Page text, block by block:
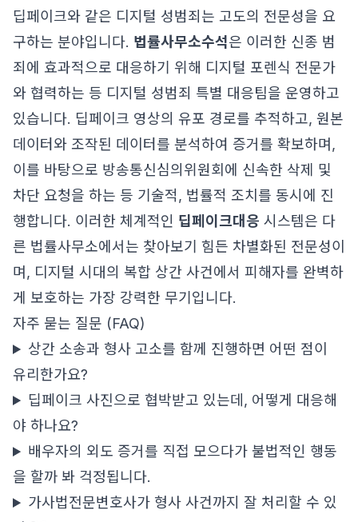
딥페이크와 같은 디지털 성범죄는 고도의 전문성을 요
구하는 분야입니다. 법률사무소수석은 이러한 신종 범
죄에 효과적으로 대응하기 위해 디지털 포렌식 전문가
와 협력하는 등 디지털 성범죄 특별 대응팀을 운영하고
있습니다. 딥페이크 영상의 유포 경로를 추적하고, 원본
데이터와 조작된 데이터를 분석하여 증거를 확보하며,
이를 바탕으로 방송통신심의위원회에 신속한 삭제 및
차단 요청을 하는 등 기술적, 법률적 조치를 동시에 진
행합니다. 이러한 체계적인 딥페이크대응 시스템은 다
른 법률사무소에서는 찾아보기 힘든 차별화된 전문성이
며, 디지털 시대의 복합 상간 사건에서 피해자를 완벽하
게 보호하는 가장 강력한 무기입니다.
자주 묻는 질문 (FAQ)
상간 소송과 형사 고소를 함께 진행하면 어떤 점이
유리한가요?
딥페이크 사진으로 협박받고 있는데, 어떻게 대응해
야 하나요?
배우자의 외도 증거를 직접 모으다가 불법적인 행동
을 할까 봐 걱정됩니다.
가사법전문변호사가 형사 사건까지 잘 처리할 수 있